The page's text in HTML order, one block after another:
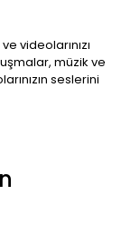
videolarınızı
müzik ve
seslerini